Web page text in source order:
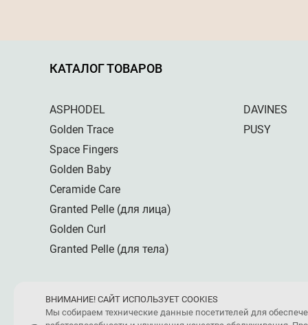
КАТАЛОГ ТОВАРОВ
ASPHODEL
Golden Trace
Space Fingers
Golden Baby
Ceramide Care
Granted Pelle (для лица)
Golden Curl
Granted Pelle (для тела)
DAVINES
PUSY
ВНИМАНИЕ! САЙТ ИСПОЛЬЗУЕТ COOKIES
Мы собираем технические данные посетителей для